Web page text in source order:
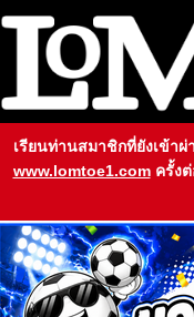
เรียนท่านสมาชิกที่ยังเข้าผ่
www.lomtoe1.com ครั้ง